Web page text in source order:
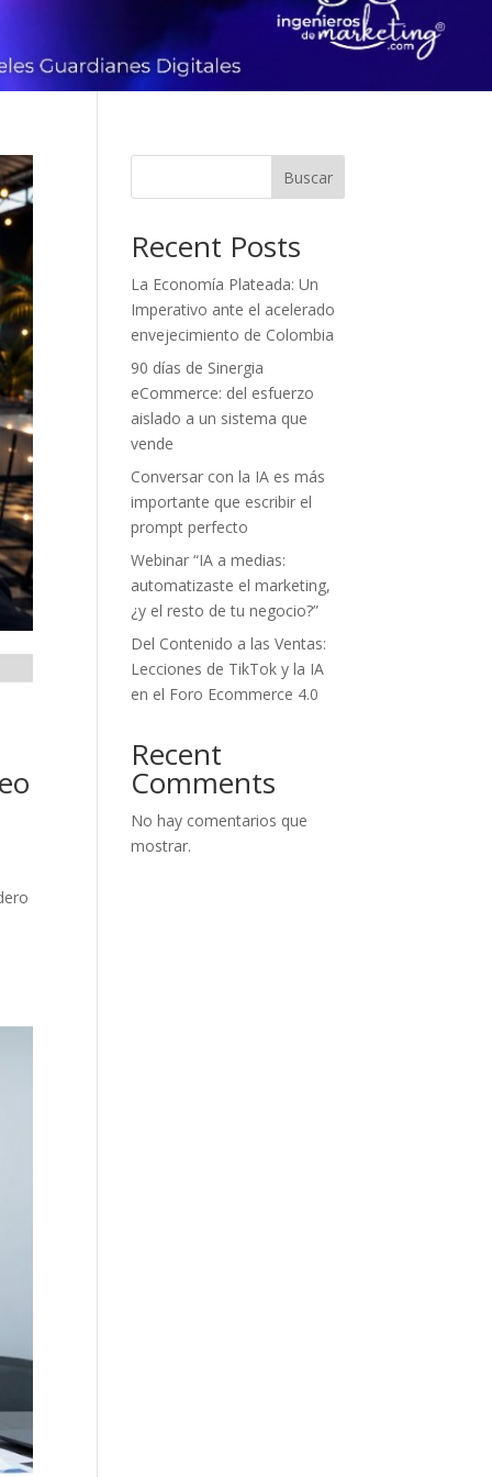
Buscar
Recent Posts
La Economía Plateada: Un
Imperativo ante el acelerado
envejecimiento de Colombia
90 días de Sinergia
eCommerce: del esfuerzo
aislado a un sistema que
vende
Conversar con la IA es más
importante que escribir el
prompt perfecto
Webinar “IA a medias:
automatizaste el marketing,
¿y el resto de tu negocio?”
Del Contenido a las Ventas:
Lecciones de TikTok y la IA
en el Foro Ecommerce 4.0
Recent
Comments
No hay comentarios que
mostrar.